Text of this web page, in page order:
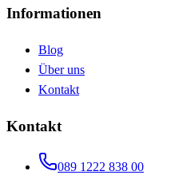
Informationen
Blog
Über uns
Kontakt
Kontakt
089 1222 838 00